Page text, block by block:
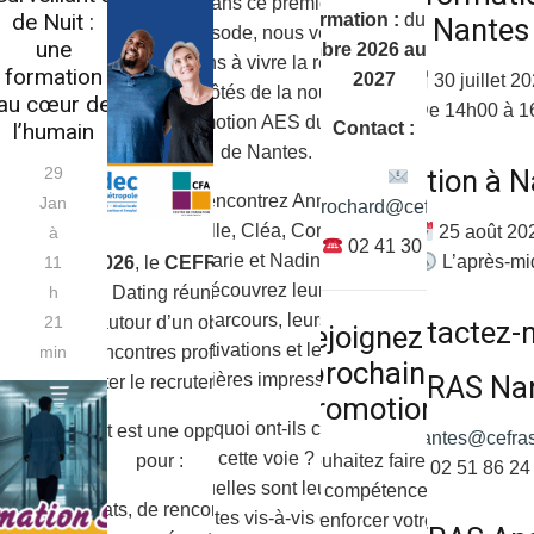
Formation : du 16
novembre 2026 au 11 mai
2027
Contact :
m.rochard@cefras.com
02 41 30 02 40
Rejoignez la
prochaine
promotion !
Vous souhaitez faire évoluer
vos compétences et
renforcer votre
Nantes
30 juillet
De 14h00 à
Sélection à
25 août
L’après-
Contactez-
CEFRAS
02 51 86
épisode, nous vous
invitons à vivre la rentrée
aux côtés de la nouvelle
promotion AES du site
de Nantes.
Rencontrez Anne,
Camille, Cléa, Corentin,
Marie et Nadine,
découvrez leurs
parcours, leurs
motivations et leurs
premières impressions.
Pourquoi ont-ils choisi
cette voie ?
Quelles sont leurs
attentes vis-à-vis de la
10 février 2026, leCEFRAS de Nantes
un Job Dating réunissant candidats
autour d’un objectif commun :
les rencontres professionnelles et
faciliter le recrutement.
événement est une opportunité idéale
pour :
les candidats, de rencontrer directement
de Nuit :
une
formation
cœur de
l’humain
29
Jan
à
11
h
21
min